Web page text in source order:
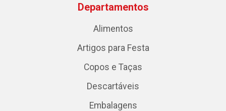
Departamentos
Alimentos
Artigos para Festa
Copos e Taças
Descartáveis
Embalagens